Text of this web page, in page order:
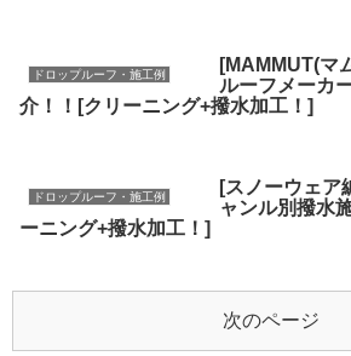
ドロップルーフ・施工例
[MAMMUT(マ
ルーフメーカ
介！！[クリーニング+撥水加工！]
ドロップルーフ・施工例
[スノーウェア
ャンル別撥水
ーニング+撥水加工！]
次のページ